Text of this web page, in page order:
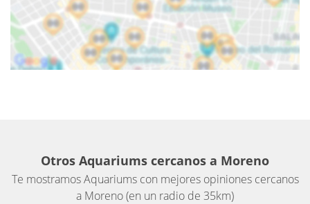
Otros Aquariums cercanos a Moreno
Te mostramos Aquariums con mejores opiniones cercanos
a Moreno (en un radio de 35km)